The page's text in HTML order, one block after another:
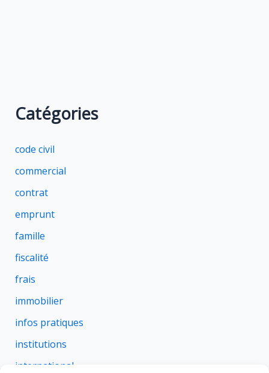
Catégories
code civil
commercial
contrat
emprunt
famille
fiscalité
frais
immobilier
infos pratiques
institutions
international